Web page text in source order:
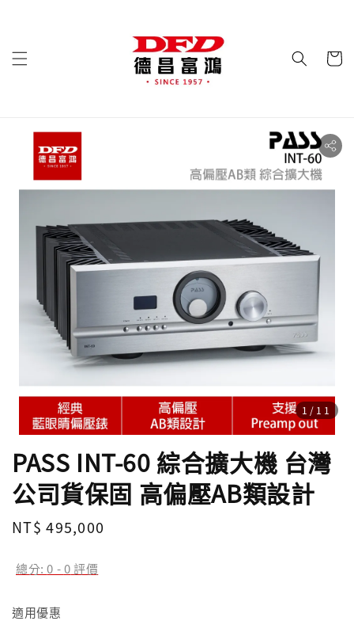
1 /11
PASS INT-60 綜合擴大機 台灣
公司貨保固 高偏壓AB類設計
Regular
NT$ 495,000
總分:0 -0評價
適用優惠